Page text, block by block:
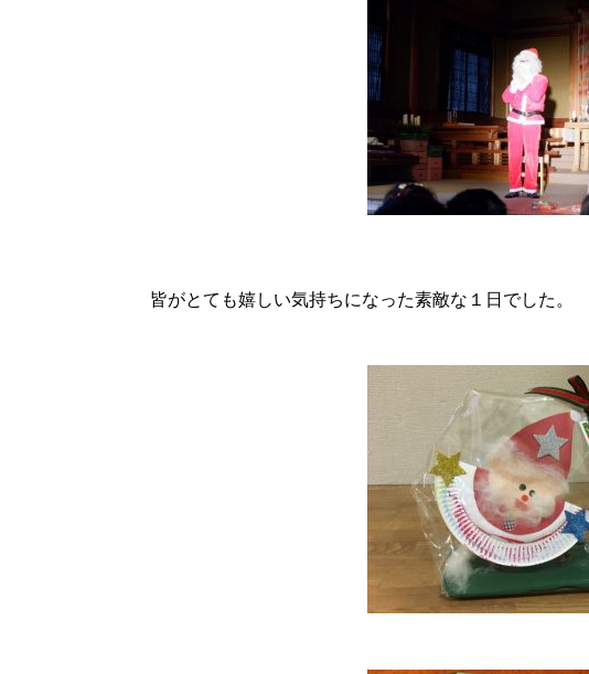
皆がとても嬉しい気持ちになった素敵な１日でした。